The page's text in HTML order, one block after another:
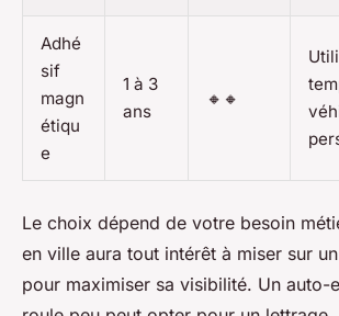
Adhé
sif
magn
étiqu
e
1 à 3
ans
🔸🔸
Le choix dépend de votre besoin
en ville aura tout intérêt à miser sur
pour maximiser sa visibilité. Un auto-